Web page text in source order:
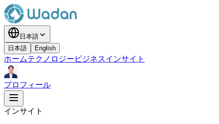
日本語
日本語
English
ホームテクノロジー ビジネスインサイト
プロフィール
インサイト